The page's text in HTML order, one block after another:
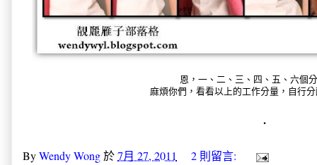
恩，一、二、三、四、五、六個
麻煩你們，看看以上的工作分量，自行
.
ByWendy Wong於7月 27, 2011 2 則留言: